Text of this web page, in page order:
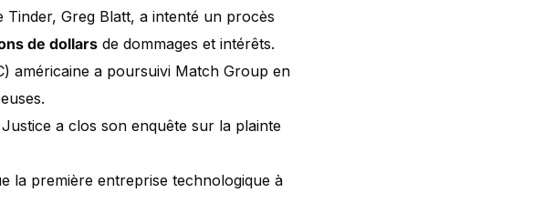
Tinder, Greg Blatt, a intenté un procès
de dollars de dommages et intérêts.
américaine a poursuivi Match Group en
a clos son enquête sur la plainte
la première entreprise technologique à